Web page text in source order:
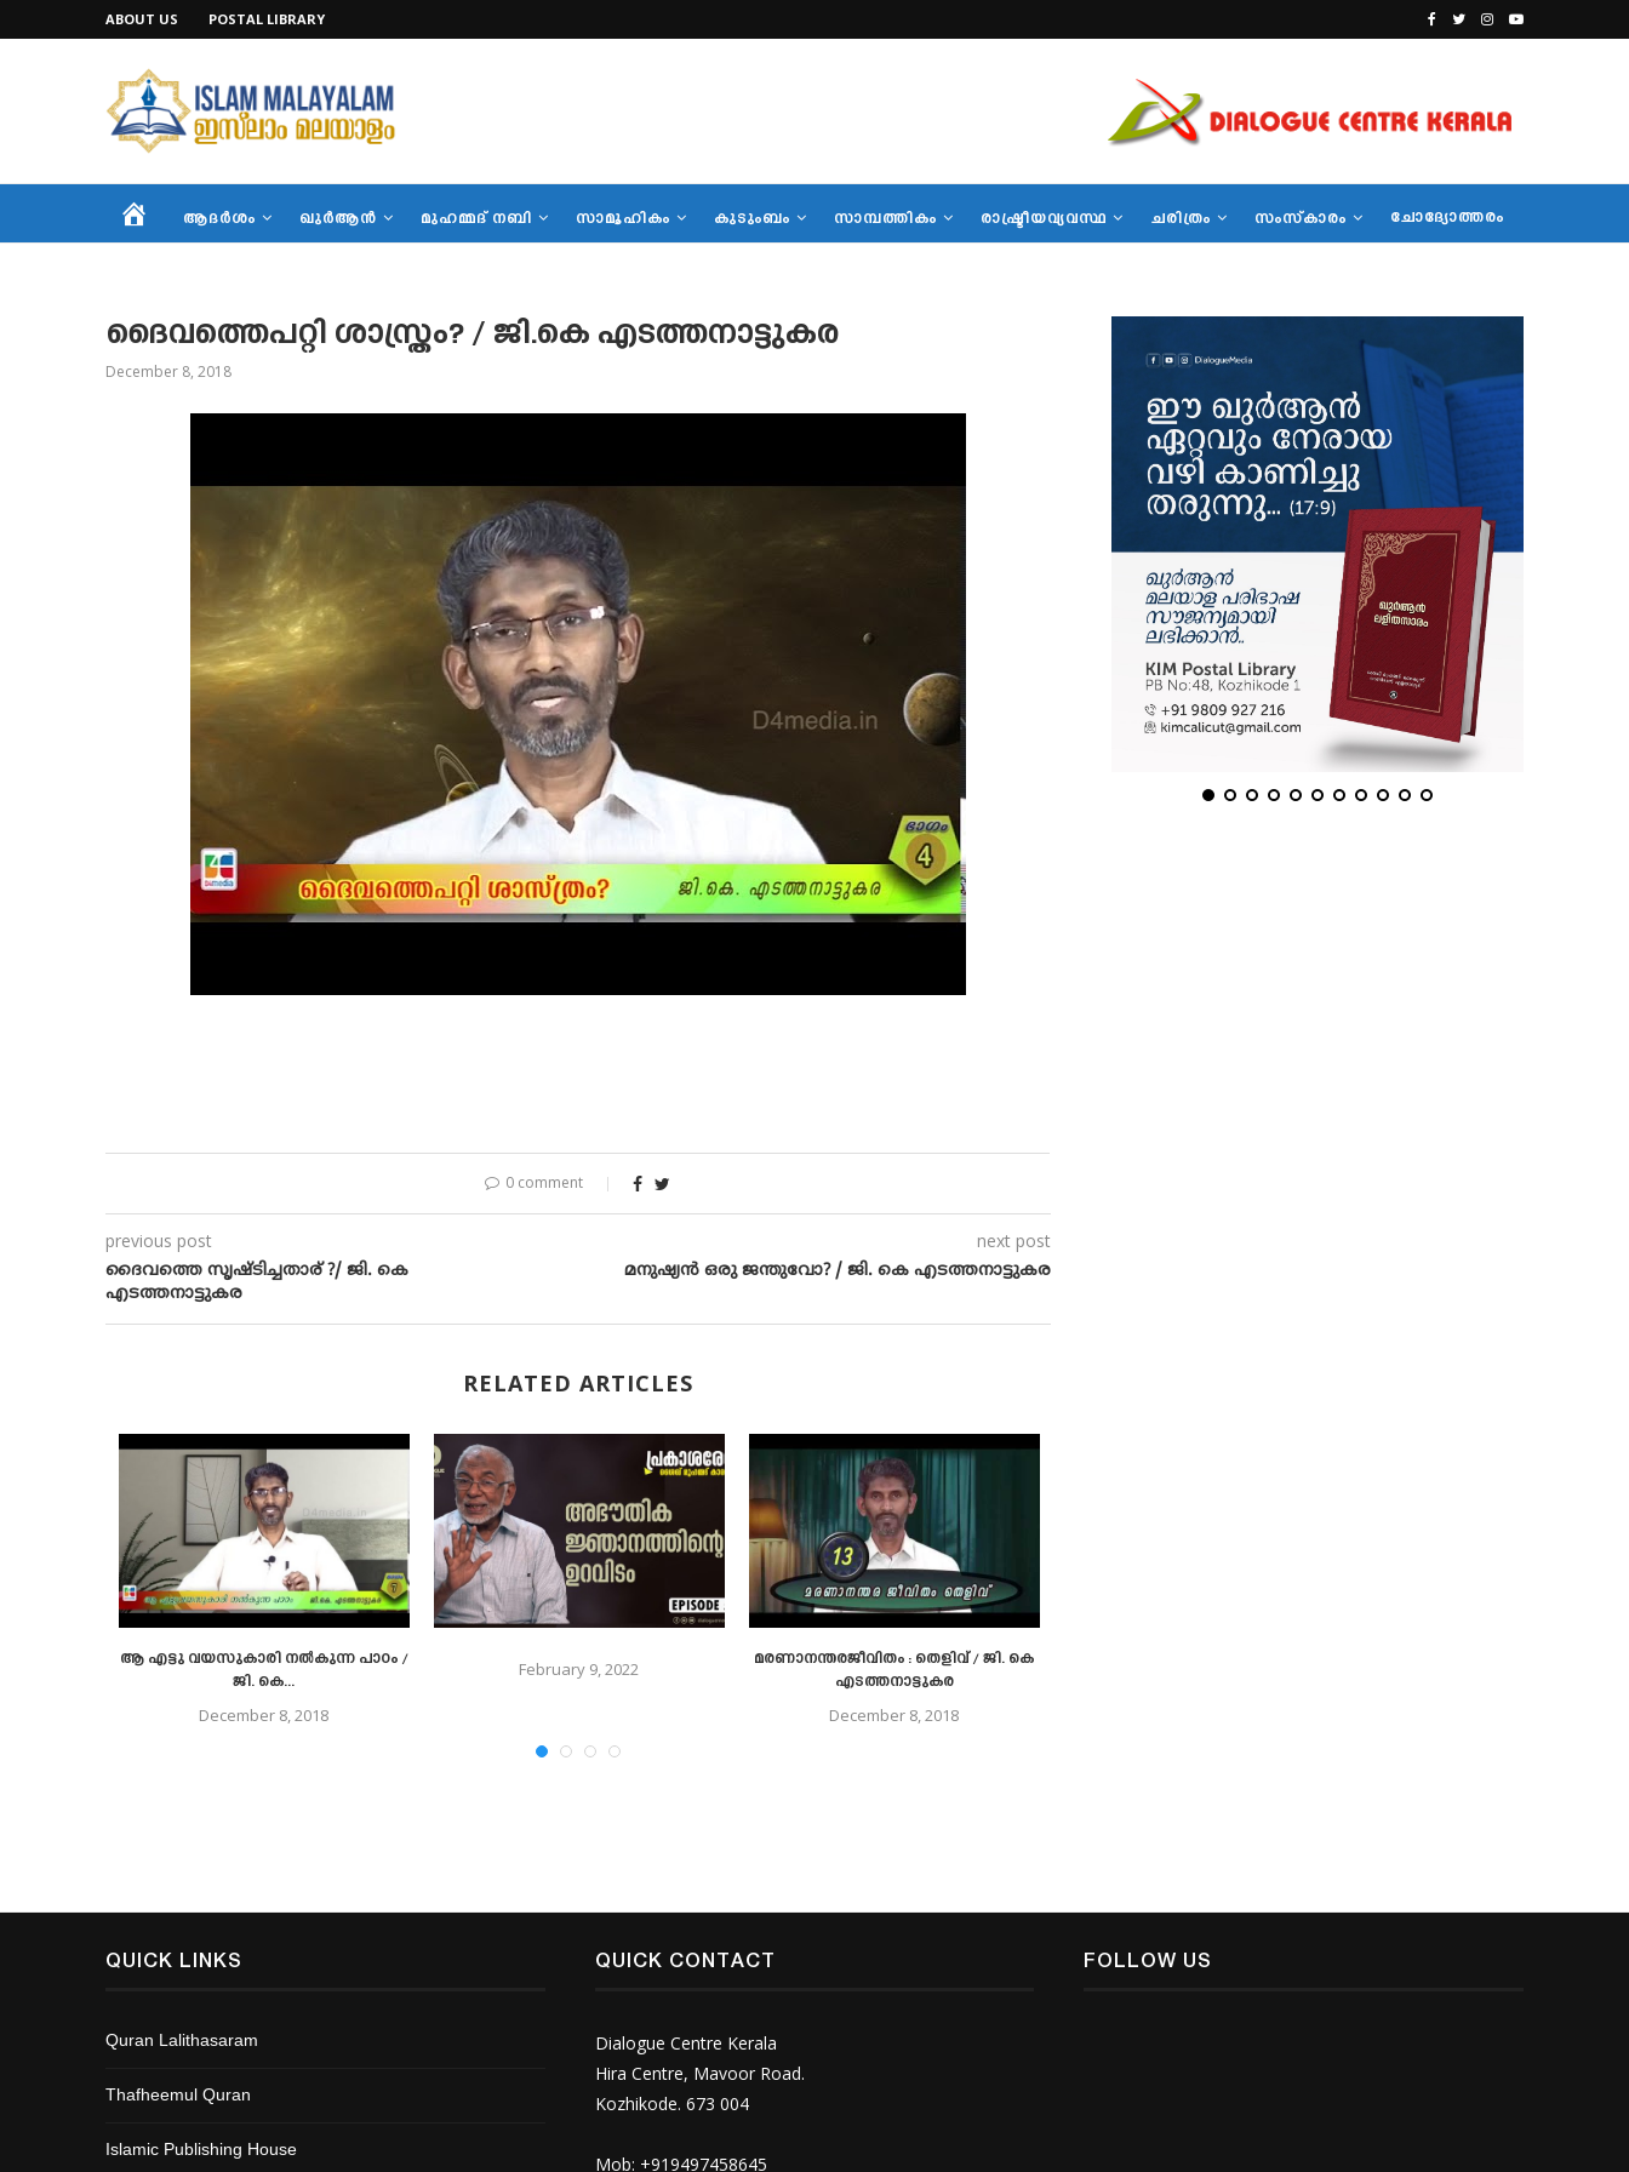
ABOUT US POSTAL LIBRARY
HOMEആദര്‍ശം ഖുര്‍ആന്‍ മുഹമ്മദ് നബി സാമൂഹികം കുടുംബം സാമ്പത്തികം രാഷ്ട്രീയവ്യവസ്ഥ ചരിത്രം സംസ്‌കാരം ചോദ്യോത്തരം
ദൈവത്തെപറ്റി ശാസ്ത്രം? / ജി.കെ എടത്തനാട്ടുകര
December 8, 2018
0 comment
previous post
ദൈവത്തെ സൃഷ്ടിച്ചതാര് ?/ ജി. കെ
എടത്തനാട്ടുകര
next post
മനുഷ്യന്‍ ഒരു ജന്തുവോ? / ജി. കെ എടത്തനാട്ടുകര
RELATED ARTICLES
ആ എട്ടു വയസുകാരി നല്‍കുന്ന പാഠം /
ജി. കെ...
December 8, 2018
February 9, 2022
മരണാനന്തരജീവിതം : തെളിവ് / ജി. കെ
എടത്തനാട്ടുകര
December 8, 2018
QUICK LINKS
Quran Lalithasaram
Thafheemul Quran
Islamic Publishing House
QUICK CONTACT
Dialogue Centre Kerala
Hira Centre, Mavoor Road.
Kozhikode. 673 004
Mob: +919497458645
FOLLOW US